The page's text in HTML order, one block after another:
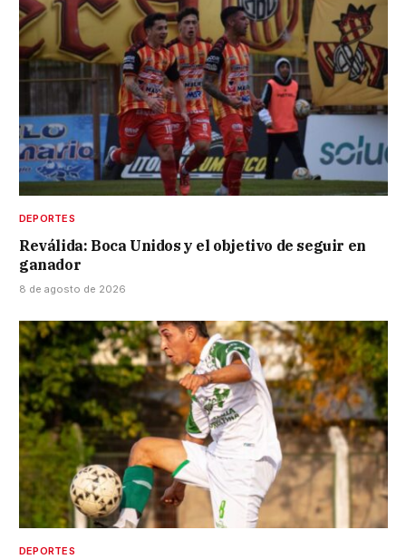
DEPORTES
Reválida: Boca Unidos y el objetivo de seguir en
ganador
8 de agosto de 2026
DEPORTES